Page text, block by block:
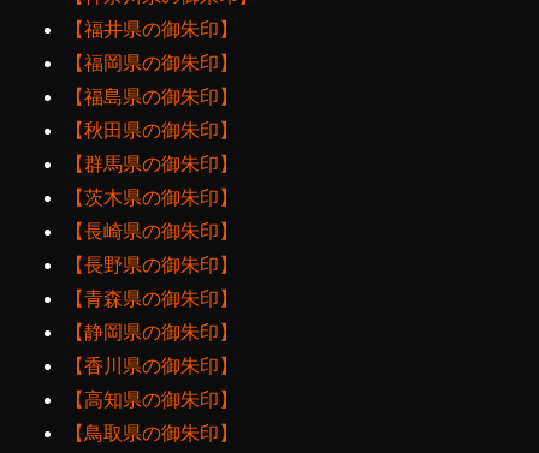
【福井県の御朱印】
【福岡県の御朱印】
【福島県の御朱印】
【秋田県の御朱印】
【群馬県の御朱印】
【茨木県の御朱印】
【長崎県の御朱印】
【長野県の御朱印】
【青森県の御朱印】
【静岡県の御朱印】
【香川県の御朱印】
【高知県の御朱印】
【鳥取県の御朱印】